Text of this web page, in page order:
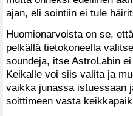
ajan, eli sointiin ei tule
Huomionarvoista on se,
pelkällä tietokoneella
soundeja, itse AstroLabin
Keikalle voi siis valita ja
vaikka junassa istuessaan
soittimeen vasta